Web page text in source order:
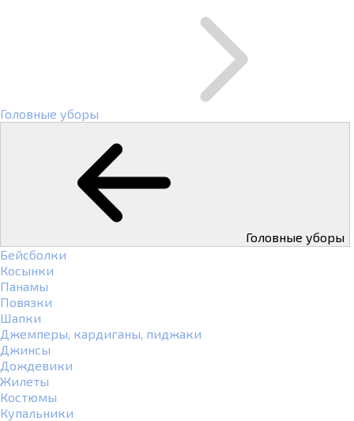
Головные уборы
Головные уборы
Бейсболки
Косынки
Панамы
Повязки
Шапки
Джемперы, кардиганы, пиджаки
Джинсы
Дождевики
Жилеты
Костюмы
Купальники